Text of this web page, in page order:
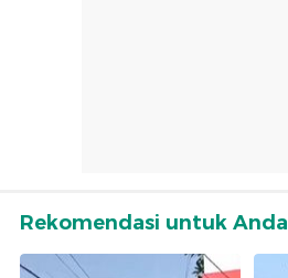
Rekomendasi untuk Anda